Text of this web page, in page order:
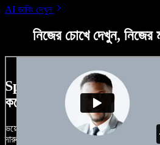
AI ডাবিং দেখুন
নিজের চোখে দেখুন,
Speechify Studio দিয়ে কী
কয়েকটা উদাহরণ দেখুন
ভয়েসওভার, রয়্যালটি-ফ্রি ছবি, অডিও, ভিডিও
দারুণ মনে রাখার মতো অডিও-ভিডিও প্রজেক্ট